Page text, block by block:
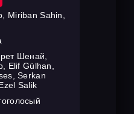
Miriban Sahin,
Шенай,
Elif Gülhan,
Serkan
Salik